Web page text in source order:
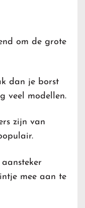
om de grote
dan je borst
veel modellen.
zijn van
mee aan te